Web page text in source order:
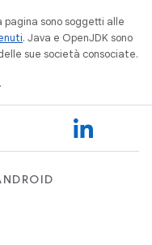
sono soggetti alle
. Java e OpenJDK sono
sue società consociate.